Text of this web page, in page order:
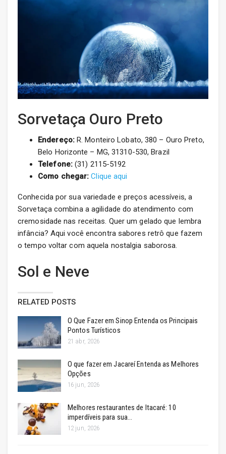
Sorvetaça Ouro Preto
Endereço:R. Monteiro Lobato, 380 – Ouro Preto,
Belo Horizonte – MG, 31310-530, Brazil
Telefone:(31) 2115-5192
Como chegar: Clique aqui
Conhecida por sua variedade e preços acessíveis, a
Sorvetaça combina a agilidade do atendimento com
cremosidade nas receitas. Quer um gelado que lembra
infância? Aqui você encontra sabores retrô que fazem
o tempo voltar com aquela nostalgia saborosa.
Sol e Neve
RELATED POSTS
O Que Fazer em Sinop Entenda os Principais
Pontos Turísticos
21 abr, 2026
O que fazer em Jacareí Entenda as Melhores
Opções
16 jun, 2026
Melhores restaurantes de Itacaré: 10
imperdíveis para sua…
12 jun, 2026